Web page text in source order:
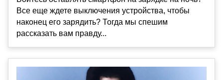
Все еще ждете выключения устройства, чтобы
наконец его зарядить? Тогда мы спешим
рассказать вам правду...